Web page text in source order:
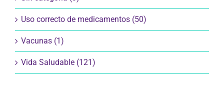
Uso correcto de medicamentos (50)
Vacunas (1)
Vida Saludable (121)